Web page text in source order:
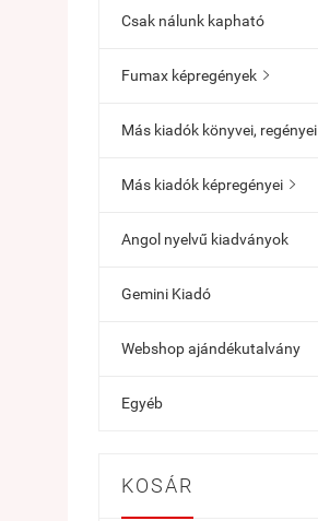
Csak nálunk kapható
Fumax képregények 
Más kiadók könyvei, regényei
Más kiadók képregényei 
Angol nyelvű kiadványok
Gemini Kiadó
Webshop ajándékutalvány
Egyéb
KOSÁR